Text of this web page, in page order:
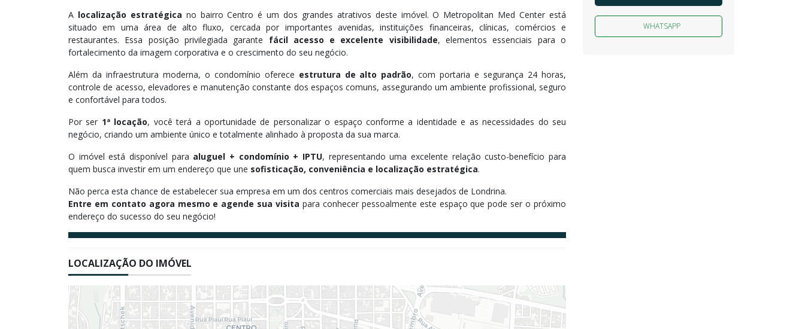
A localização estratégica no bairro Centro é um dos grandes atrativos deste imóvel. O Metropolitan Med Center está
situado em uma área de alto fluxo, cercada por importantes avenidas, instituições financeiras, clínicas, comércios e
restaurantes. Essa posição privilegiada garante fácil acesso e excelente visibilidade, elementos essenciais para o
fortalecimento da imagem corporativa e o crescimento do seu negócio.
Além da infraestrutura moderna, o condomínio oferece estrutura de alto padrão, com portaria e segurança 24 horas,
controle de acesso, elevadores e manutenção constante dos espaços comuns, assegurando um ambiente profissional, seguro
e confortável para todos.
Por ser 1ª locação, você terá a oportunidade de personalizar o espaço conforme a identidade e as necessidades do seu
negócio, criando um ambiente único e totalmente alinhado à proposta da sua marca.
O imóvel está disponível para aluguel + condomínio + IPTU, representando uma excelente relação custo-benefício para
quem busca investir em um endereço que une sofisticação, conveniência e localização estratégica.
Não perca esta chance de estabelecer sua empresa em um dos centros comerciais mais desejados de Londrina.
Entre em contato agora mesmo e agende sua visita para conhecer pessoalmente este espaço que pode ser o próximo
endereço do sucesso do seu negócio!
LOCALIZAÇÃO DO IMÓVEL
WHATSAPP